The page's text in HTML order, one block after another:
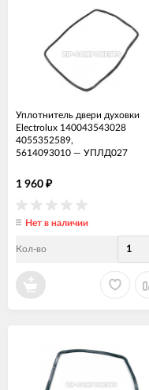
Уплотнитель двери духовки
Electrolux 140043543028
4055352589,
5614093010 — УПЛД027
1 960 ₽
Нет в наличии
Кол-во